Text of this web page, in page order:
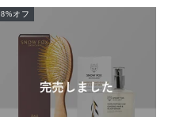
8%オフ